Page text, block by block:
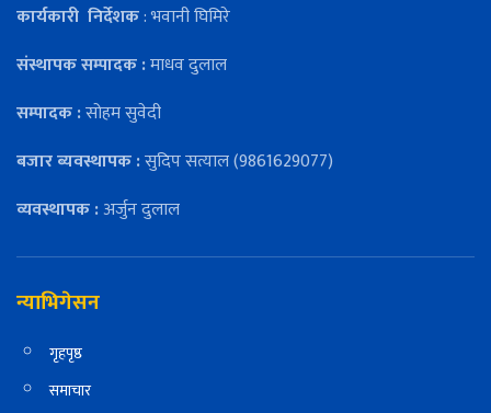
कार्यकारी निर्देशक: भवानी घिमिरे
संस्थापक सम्पादक :माधव दुलाल
सम्पादक :सोहम सुवेदी
बजार ब्यवस्थापक :सुदिप सत्याल (9861629077)
व्यवस्थापक :अर्जुन दुलाल
न्याभिगेसन
गृहपृष्ठ
समाचार